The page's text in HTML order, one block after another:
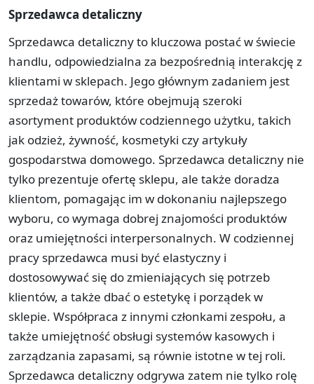
Sprzedawca detaliczny
Sprzedawca detaliczny to kluczowa postać w świecie
handlu, odpowiedzialna za bezpośrednią interakcję z
klientami w sklepach. Jego głównym zadaniem jest
sprzedaż towarów, które obejmują szeroki
asortyment produktów codziennego użytku, takich
jak odzież, żywność, kosmetyki czy artykuły
gospodarstwa domowego. Sprzedawca detaliczny nie
tylko prezentuje ofertę sklepu, ale także doradza
klientom, pomagając im w dokonaniu najlepszego
wyboru, co wymaga dobrej znajomości produktów
oraz umiejętności interpersonalnych. W codziennej
pracy sprzedawca musi być elastyczny i
dostosowywać się do zmieniających się potrzeb
klientów, a także dbać o estetykę i porządek w
sklepie. Współpraca z innymi członkami zespołu, a
także umiejętność obsługi systemów kasowych i
zarządzania zapasami, są równie istotne w tej roli.
Sprzedawca detaliczny odgrywa zatem nie tylko rolę